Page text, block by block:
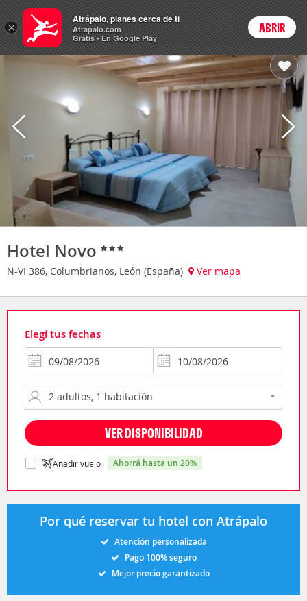
Hoteles Precios en
ARSCambiar moneda
Login
Hotel Novo
N-VI 386, Columbrianos, León (España) Ver mapa
Elegí tus fechas
VER DISPONIBILIDAD
Añadir vuelo ahorrá hasta un 20%
Por qué reservar tu hotel con Atrápalo
Atención personalizada
Pago 100% seguro
Mejor precio garantizado
×
Atrápalo, planes cerca de ti
Atrapalo.com
Gratis - En Google Play
ABRIR